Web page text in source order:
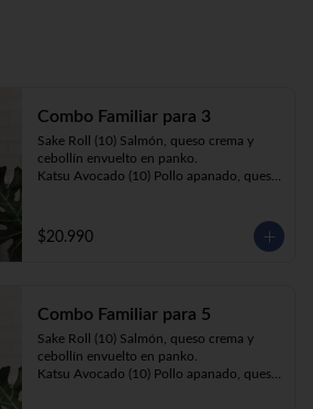
Combo Familiar para 3
Sake Roll (10) Salmón, queso crema y
cebollín envuelto en panko.
Katsu Avocado (10) Pollo apanado, queso
y palta envuelta en sésamo o ciboulette.
Gyosas a elección (5u) + Bebida 1.5lt a
**Imagen Referencial**
$20.990
Combo Familiar para 5
Sake Roll (10) Salmón, queso crema y
cebollín envuelto en panko.
Katsu Avocado (10) Pollo apanado, queso